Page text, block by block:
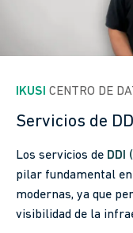
IKUSI CENTRO DE
Servicios de
Los servicios de DDI
pilar fundamental
modernas, ya que
visibilidad de la